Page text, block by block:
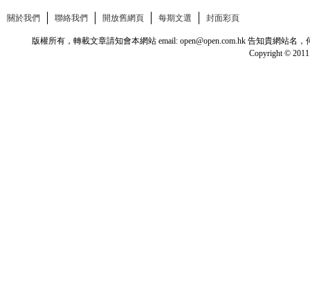
關於我們 聯絡我們 開放舊網頁 每期文選 封面彩頁
版權所有，轉載文章請知會本網站 email: open@open.com.hk 告知貴網站
Copyright © 2011